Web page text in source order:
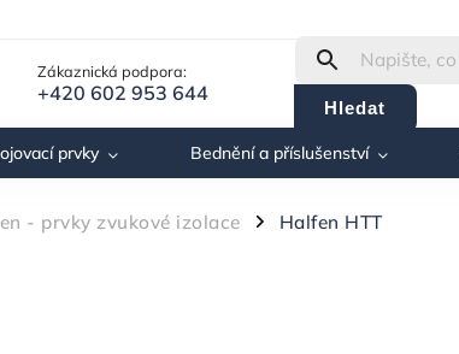
Zákaznická podpora:
+420 602 953 644
Hledat
prvky Bednění a příslušenství
- prvky zvukové izolace / Halfen HTT